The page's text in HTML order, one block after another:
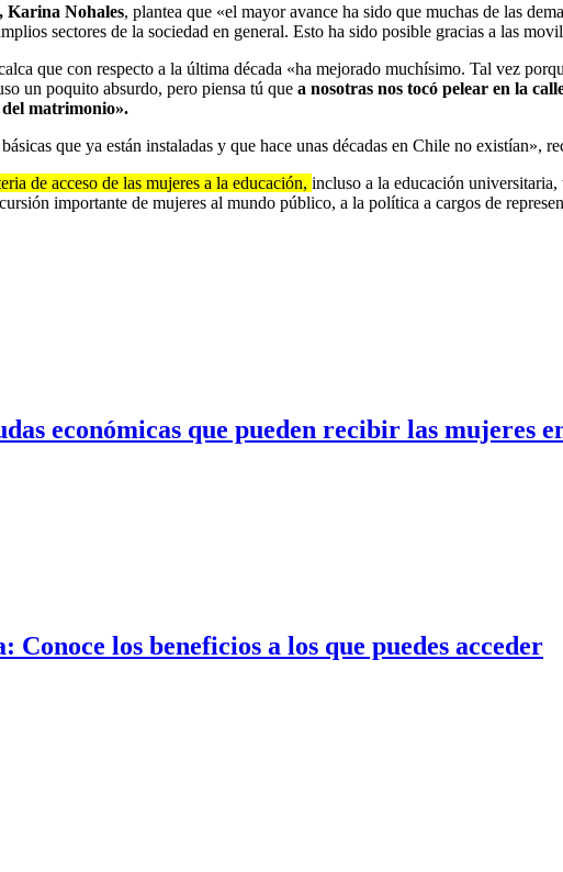
Karina Nohales, plantea que «el mayor avance ha sido que muchas de las
sectores de la sociedad en general. Esto ha sido posible gracias a las
que con respecto a la última década «ha mejorado muchísimo. Tal vez
un poquito absurdo, pero piensa tú que a nosotras nos tocó pelear en la
matrimonio».
que ya están instaladas y que hace unas décadas en Chile no existían»,
de acceso de las mujeres a la educación, incluso a la educación
importante de mujeres al mundo público, a la política a cargos de
económicas que pueden recibir las mujeres
los beneficios a los que puedes acceder